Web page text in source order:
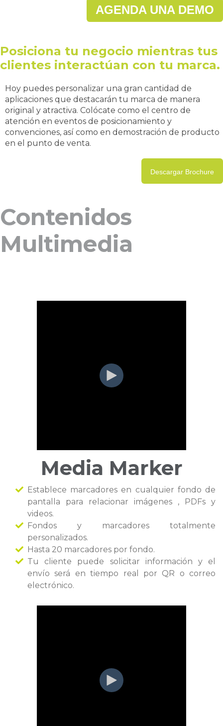
AGENDA UNA DEMO
Posiciona tu negocio mientras tus
clientes interactúan con tu marca.
Hoy puedes personalizar una gran cantidad de
aplicaciones que destacarán tu marca de manera
original y atractiva. Colócate como el centro de
atención en eventos de posicionamiento y
convenciones, así como en demostración de producto
en el punto de venta.
Descargar Brochure
Contenidos
Multimedia
Media Marker
Establece marcadores en cualquier fondo de
pantalla para relacionar imágenes , PDFs y
videos.
Fondos y marcadores totalmente
personalizados.
Hasta 20 marcadores por fondo.
Tu cliente puede solicitar información y el
envío será en tiempo real por QR o correo
electrónico.